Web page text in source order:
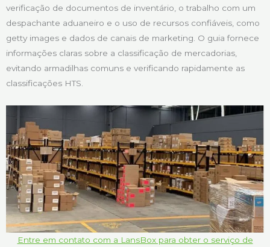
verificação de documentos de inventário, o trabalho com um
despachante aduaneiro e o uso de recursos confiáveis, como
getty images e dados de canais de marketing. O guia fornece
informações claras sobre a classificação de mercadorias,
evitando armadilhas comuns e verificando rapidamente as
classificações HTS.
Entre em contato com a LansBox para obter o serviço de